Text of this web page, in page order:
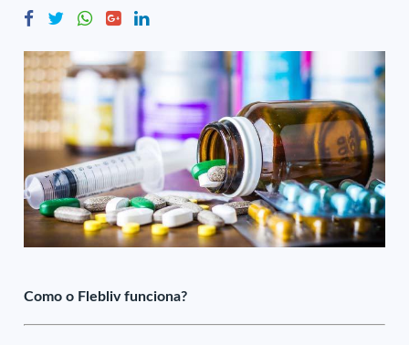
Como o Flebliv funciona?